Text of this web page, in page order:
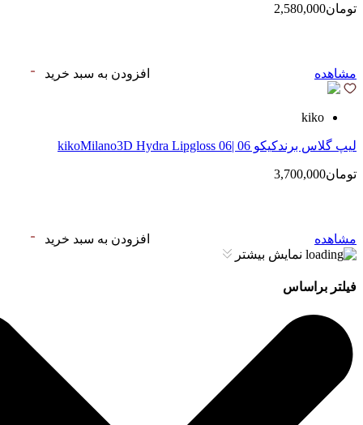
تومان2,580,000
مشاهده افزودن به سبد خرید
kiko
لیپ گلاس‌ برندکیکو 06 |kikoMilano3D Hydra Lipgloss 06
تومان3,700,000
مشاهده
افزودن به سبد خرید
نمایش بیشتر
فیلتر براساس